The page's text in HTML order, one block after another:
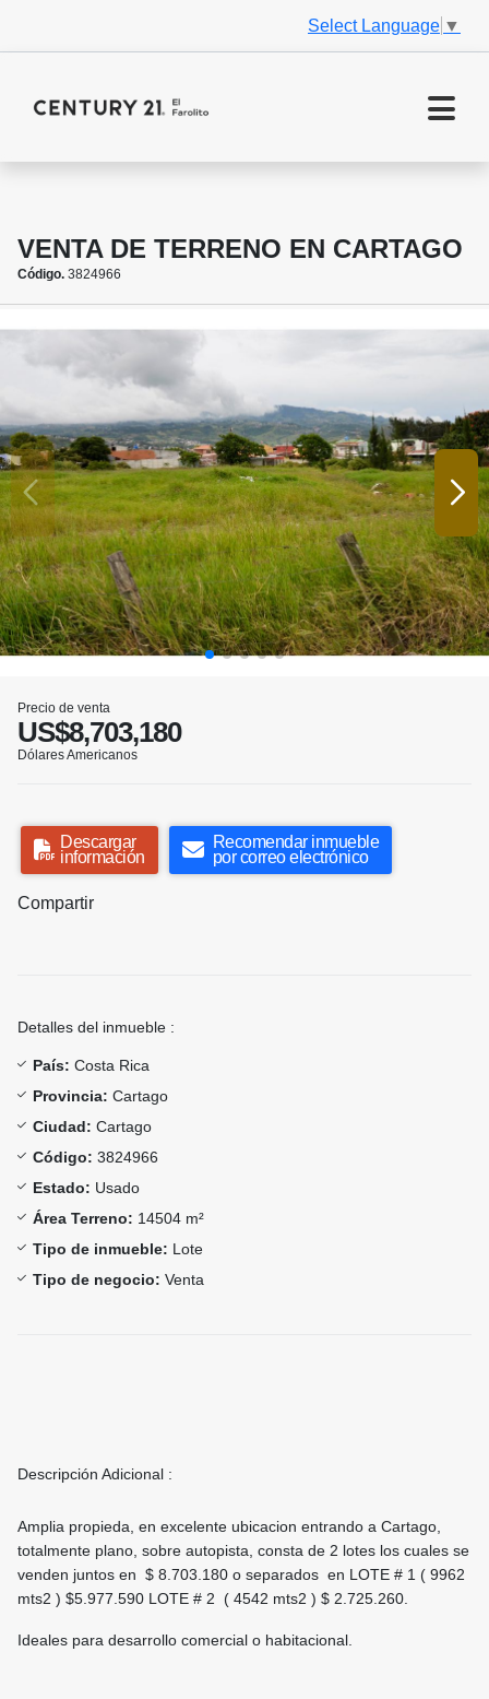
Select Language ▼
VENTA DE TERRENO EN CARTAGO
Código. 3824966
Precio de venta
US$8,703,180
Dólares Americanos
Descargar
información
Recomendar inmueble
por correo electrónico
Compartir
Detalles del inmueble :
País: Costa Rica
Provincia: Cartago
Ciudad: Cartago
Código: 3824966
Estado: Usado
Área Terreno: 14504 m²
Tipo de inmueble: Lote
Tipo de negocio: Venta
Descripción Adicional :
Amplia propieda, en excelente ubicacion entrando a Cartago,
totalmente plano, sobre autopista, consta de 2 lotes los cuales se
venden juntos en $ 8.703.180 o separados en LOTE # 1 ( 9962
mts2 ) $5.977.590 LOTE # 2 ( 4542 mts2 ) $ 2.725.260.
Ideales para desarrollo comercial o habitacional.